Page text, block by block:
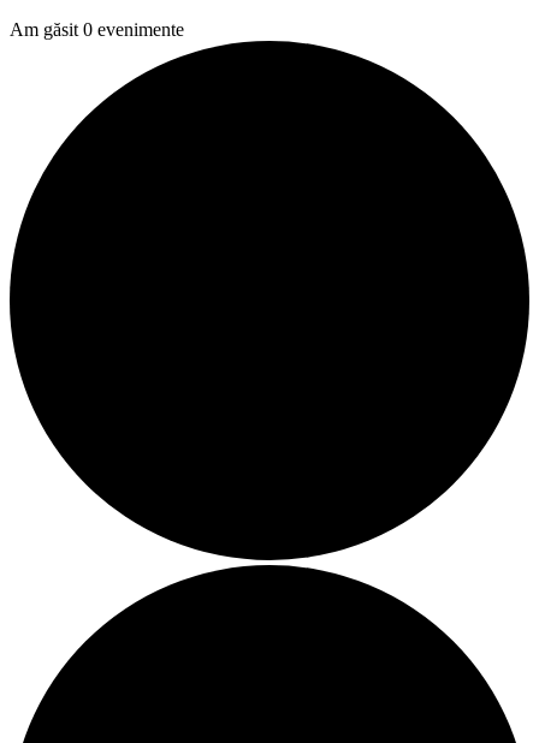
Am găsit 0 evenimente